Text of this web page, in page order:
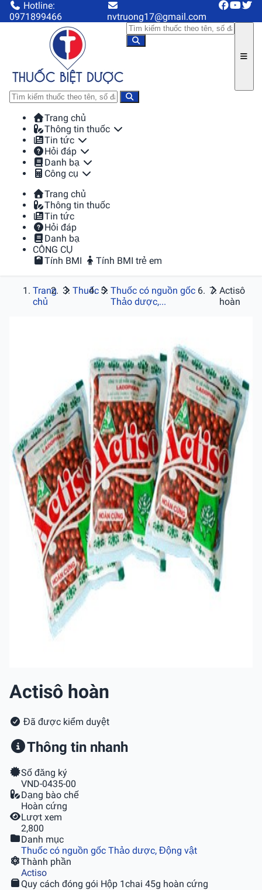
Hotline:
0971899466
nvtruong17@gmail.com
Trang chủ
Thông tin thuốc
Tin tức
Hỏi đáp
Danh bạ
Công cụ
Trang chủ
Thông tin thuốc
Tin tức
Hỏi đáp
Danh bạ
CÔNG CỤ
Tính BMI
Tính BMI trẻ em
Trang
chủ
Thuốc
Thuốc có nguồn gốc
Thảo dược,...
Actisô
hoàn
Actisô hoàn
Đã được kiểm duyệt
Thông tin nhanh
Số đăng ký
VND-0435-00
Dạng bào chế
Hoàn cứng
Lượt xem
2,800
Danh mục
Thuốc có nguồn gốc Thảo dược, Động vật
Thành phần
Actiso
Quy cách đóng gói Hộp 1chai 45g hoàn cứng